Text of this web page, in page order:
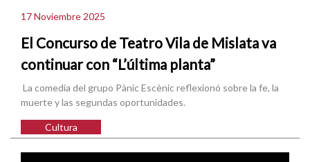
17 Noviembre 2025
El Concurso de Teatro Vila de Mislata va
continuar con “L’última planta”
La comedia del grupo Pànic Escènic reflexionó sobre la fe, la
muerte y las segundas oportunidades.
Cultura